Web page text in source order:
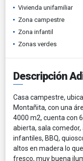
Vivienda unifamiliar
Zona campestre
Zona infantil
Zonas verdes
Descripción
Casa campestre,
Montañita, con una
4000 m2, cuenta con
abierta, sala
infantiles, BBQ,
altos en madera lo
fresco, muy buena